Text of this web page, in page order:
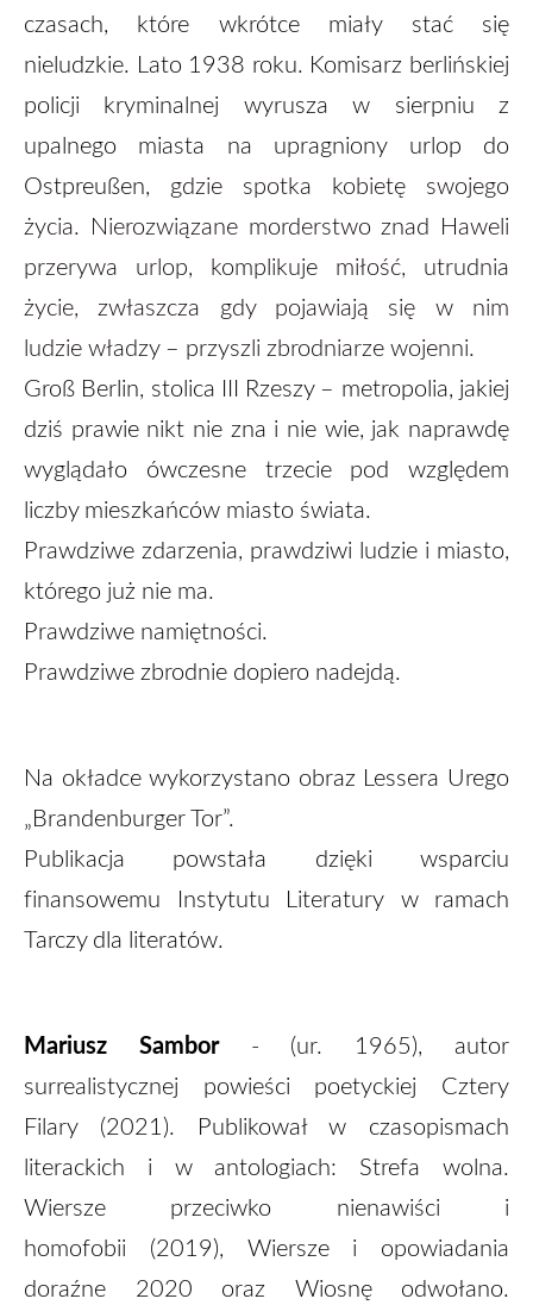
czasach, które wkrótce miały stać się
nieludzkie. Lato 1938 roku. Komisarz berlińskiej
policji kryminalnej wyrusza w sierpniu z
upalnego miasta na upragniony urlop do
Ostpreußen,
gdzie spotka kobietę swojego
życia. Nierozwiązane morderstwo znad Haweli
przerywa urlop, komplikuje miłość, utrudnia
życie, zwłaszcza gdy pojawiają się w nim
ludzie władzy – przyszli zbrodniarze wojenni.
Groß Berlin, stolica III Rzeszy – metropolia, jakiej
dziś prawie nikt nie zna i nie wie, jak naprawdę
wyglądało ówczesne trzecie pod względem
liczby mieszkańców miasto świata.
Prawdziwe zdarzenia, prawdziwi ludzie i miasto,
którego już nie ma.
Prawdziwe namiętności.
Prawdziwe zbrodnie dopiero nadejdą.
Na okładce wykorzystano obraz Lessera Urego
„Brandenburger Tor”.
Publikacja powstała dzięki wsparciu
finansowemu Instytutu Literatury w ramach
Tarczy dla literatów.
Mariusz Sambor- (ur. 1965), autor
surrealistycznej powieści poetyckiej Cztery
Filary (2021). Publikował w czasopismach
literackich i w antologiach: Strefa wolna.
Wiersze przeciwko nienawiści i
homofobii (2019), Wiersze i opowiadania
doraźne 2020 oraz Wiosnę odwołano.